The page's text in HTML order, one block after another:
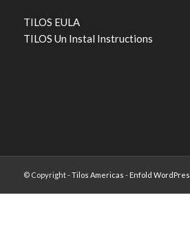
TILOS EULA
TILOS Un Instal Instructions
© Copyright -Tilos Americas - Enfold